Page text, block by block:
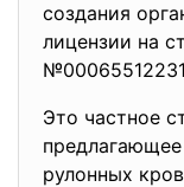
создания
лицензии на
Это частное
рулонных